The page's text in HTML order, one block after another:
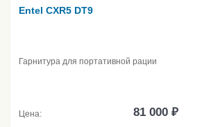
Entel CXR5 DT9
Гарнитура для портативной рации
Цена: 81 000 ₽